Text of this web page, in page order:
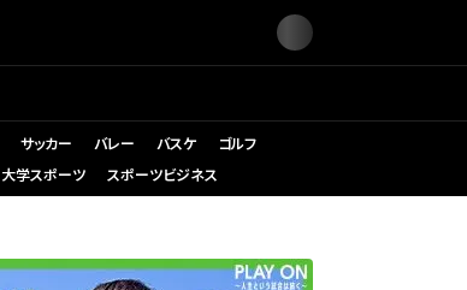
サッカー バレー バスケ
ゴルフ
大学スポーツ スポーツビジネス